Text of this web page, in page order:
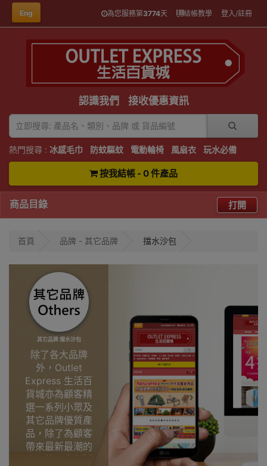
Eng 為您服務第3774天 結帳教學 登入/註冊
認識我們 接收優惠資訊
熱門搜尋 : 冰感毛巾 防蚊驅蚊 電動輪椅 風扇衣 玩水必備
按我結帳 - 0 件產品
商品目錄 打開
首頁 品牌 - 其它品牌 擋水沙包
其它品牌 擋水沙包
除了各大品牌
外，Outlet
Express 生活百
貨城亦為顧客精
選一系列小眾及
其它品牌優質產
品，除了為顧客
帶來最新最潮的
產品外，亦包括